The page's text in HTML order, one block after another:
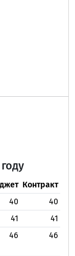
Контракт
40
40
41
41
46 46